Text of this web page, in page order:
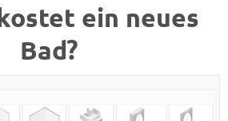
ein neues
Bad?